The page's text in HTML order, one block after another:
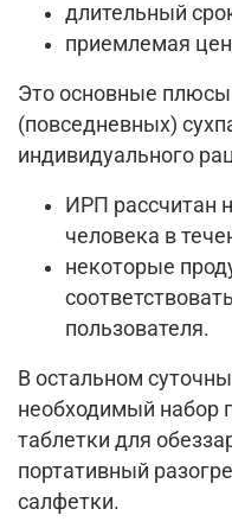
длительный
приемлемая
Это основные плюсы
(повседневных)
индивидуального
ИРП рассчитан
человека в
некоторые
пользователя.
В остальном
необходимый набор
таблетки для
портативный
салфетки.